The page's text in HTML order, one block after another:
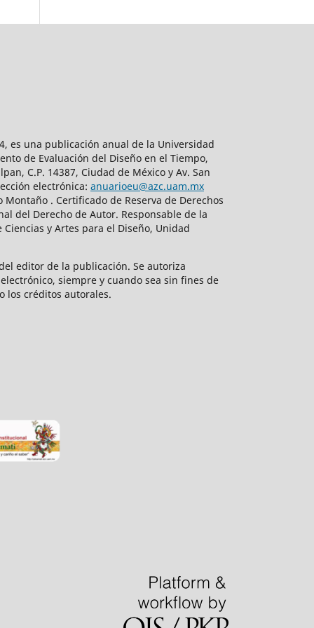
es una publicación anual de la Universidad
de Evaluación del Diseño en el Tiempo,
C.P. 14387, Ciudad de México y Av. San
electrónica: anuarioeu@azc.uam.mx
. Certificado de Reserva de Derechos
del Derecho de Autor. Responsable de la
y Artes para el Diseño, Unidad
editor de la publicación. Se autoriza
siempre y cuando sea sin fines de
los créditos autorales.